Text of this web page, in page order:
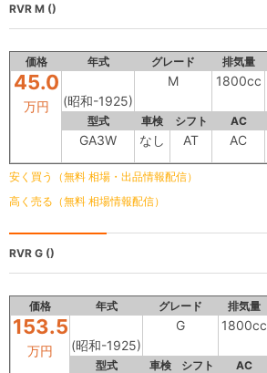
RVR M ()
価格 年式 グレード 排気量
45.0
万円 (昭和-1925)
M 1800cc
型式 車検 シフト AC
GA3W なし AT AC
安く買う（無料 相場・出品情報配信）
高く売る（無料 相場情報配信）
RVR G ()
価格 年式 グレード 排気量
153.5
万円 (昭和-1925)
G 1800cc
型式 車検 シフト AC